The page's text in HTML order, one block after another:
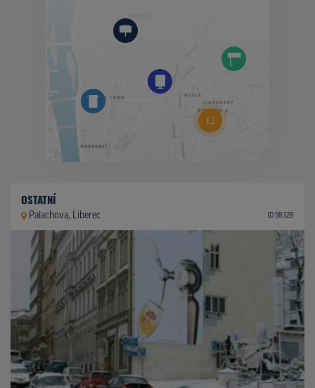
OSTATNÍ
Palachova, Liberec ID 98328